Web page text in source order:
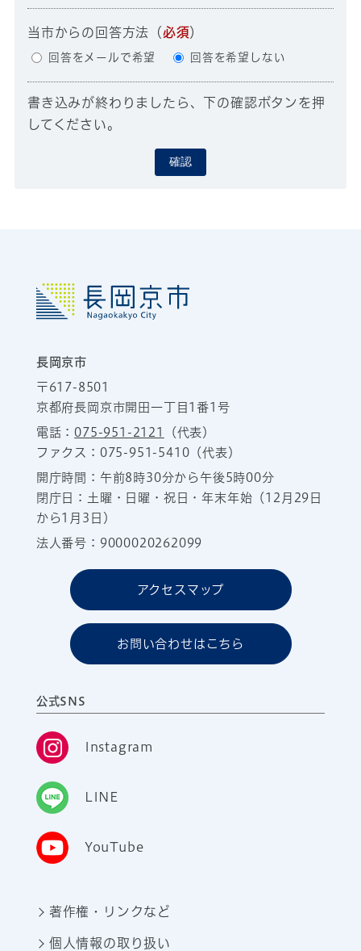
当市からの回答方法 （必須）
回答をメールで希望 回答を希望しない
書き込みが終わりましたら、下の確認ボタンを押
してください。
確認
長岡京市
〒617-8501
京都府長岡京市開田一丁目1番1号
電話：075-951-2121
（代表）
ファクス：075-951-5410（代表）
開庁時間：午前8時30分から午後5時00分
閉庁日：土曜・日曜・祝日・年末年始（12月29日
から1月3日）
法人番号：9000020262099
アクセスマップ
お問い合わせはこちら
公式SNS
Instagram
LINE
YouTube
著作権・リンクなど
個人情報の取り扱い